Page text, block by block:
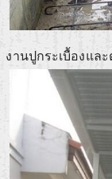
งานปูกระเบื้องแล